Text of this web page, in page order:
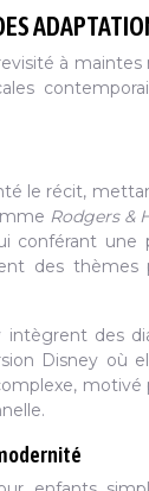
à
le récit,
Rodgers &
conférant
des
intègrent des
Disney où